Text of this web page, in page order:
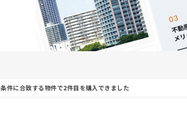
条件に合致する物件で2件目を購入できました